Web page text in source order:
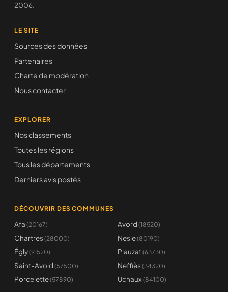
2006.
LE SITE
Sources des données
Partenaires
Charte de modération
Nous contacter
EXPLORER
Nos classements
Toutes les régions
Tous les départements
Derniers avis postés
DÉCOUVRIR DES COMMUNES
Afa (20167) Avord (18520)
Chartres (28000) Nesle(80190)
Égly(91520) Plauzat(63730)
Saint-Avold (57500) Neffiès (34320)
Porcelette(57890) Uchaux (84100)